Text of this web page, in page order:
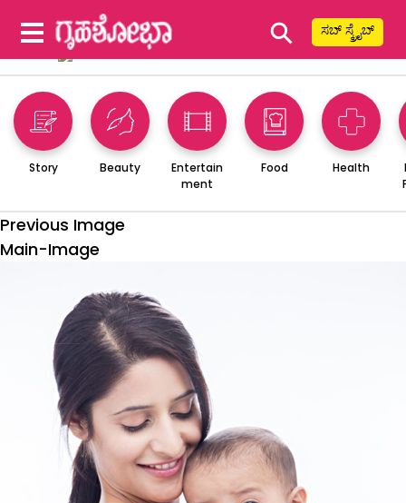
⚲ ಸಬ್ ಸ್ಕ್ರೈಬ್
Story Beauty
Entertain
ment
Food Health
Previous Image
Main-Image